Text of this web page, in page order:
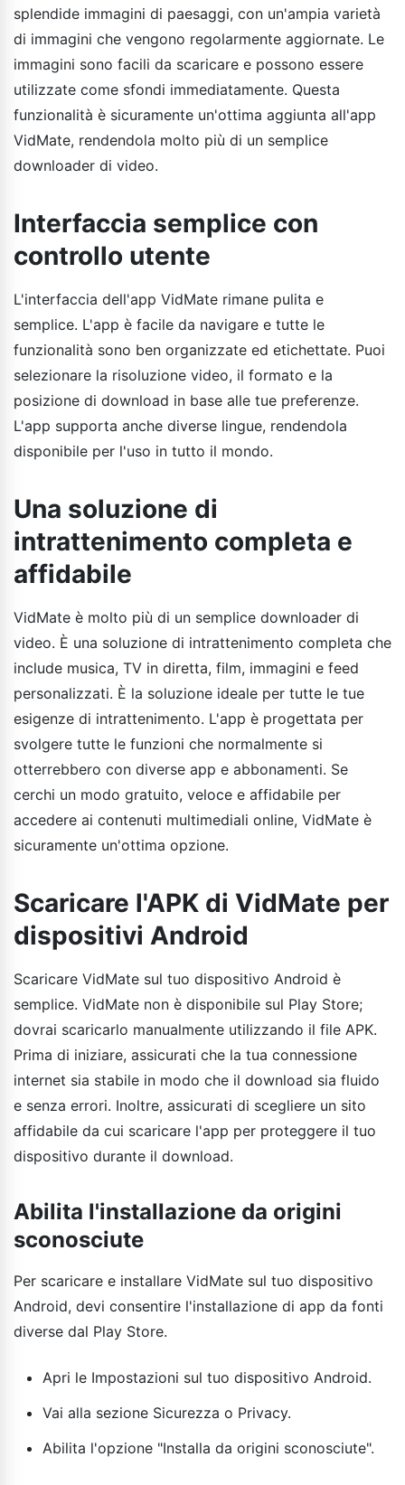
splendide immagini di paesaggi, con un'ampia varietà
di immagini che vengono regolarmente aggiornate. Le
immagini sono facili da scaricare e possono essere
utilizzate come sfondi immediatamente. Questa
funzionalità è sicuramente un'ottima aggiunta all'app
VidMate, rendendola molto più di un semplice
downloader di video.
Interfaccia semplice con
controllo utente
L'interfaccia dell'app VidMate rimane pulita e
semplice. L'app è facile da navigare e tutte le
funzionalità sono ben organizzate ed etichettate. Puoi
selezionare la risoluzione video, il formato e la
posizione di download in base alle tue preferenze.
L'app supporta anche diverse lingue, rendendola
disponibile per l'uso in tutto il mondo.
Una soluzione di
intrattenimento completa e
affidabile
VidMate è molto più di un semplice downloader di
video. È una soluzione di intrattenimento completa che
include musica, TV in diretta, film, immagini e feed
personalizzati. È la soluzione ideale per tutte le tue
esigenze di intrattenimento. L'app è progettata per
svolgere tutte le funzioni che normalmente si
otterrebbero con diverse app e abbonamenti. Se
cerchi un modo gratuito, veloce e affidabile per
accedere ai contenuti multimediali online, VidMate è
sicuramente un'ottima opzione.
Scaricare l'APK di VidMate per
dispositivi Android
Scaricare VidMate sul tuo dispositivo Android è
semplice. VidMate non è disponibile sul Play Store;
dovrai scaricarlo manualmente utilizzando il file APK.
Prima di iniziare, assicurati che la tua connessione
internet sia stabile in modo che il download sia fluido
e senza errori. Inoltre, assicurati di scegliere un sito
affidabile da cui scaricare l'app per proteggere il tuo
dispositivo durante il download.
Abilita l'installazione da origini
sconosciute
Per scaricare e installare VidMate sul tuo dispositivo
Android, devi consentire l'installazione di app da fonti
diverse dal Play Store.
Apri le Impostazioni sul tuo dispositivo Android.
Vai alla sezione Sicurezza o Privacy.
Abilita l'opzione "Installa da origini sconosciute".